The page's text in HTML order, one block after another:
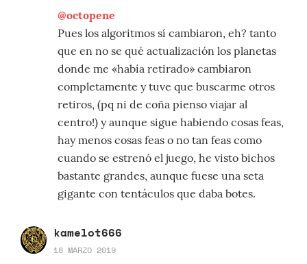
@octopene
Pues los algoritmos sí cambiaron, eh? tanto
que en no se qué actualización los planetas
donde me «había retirado» cambiaron
completamente y tuve que buscarme otros
retiros, (pq ni de coña pienso viajar al
centro!) y aunque sigue habiendo cosas feas,
hay menos cosas feas o no tan feas como
cuando se estrenó el juego, he visto bichos
bastante grandes, aunque fuese una seta
gigante con tentáculos que daba botes.
kamelot666
18 MARZO 2019